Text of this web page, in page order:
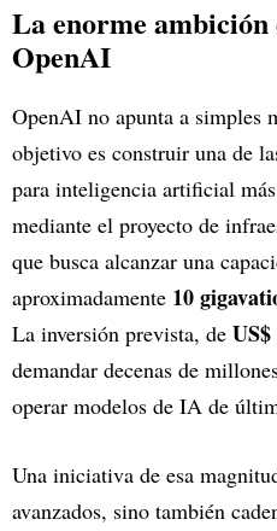
La enorme
OpenAI
OpenAI no apunta a simples
objetivo es construir una de
para inteligencia artificial
mediante el proyecto de
que busca alcanzar una
aproximadamente 10
La inversión prevista, de
demandar decenas de
operar modelos de IA de
Una iniciativa de esa
avanzados, sino también